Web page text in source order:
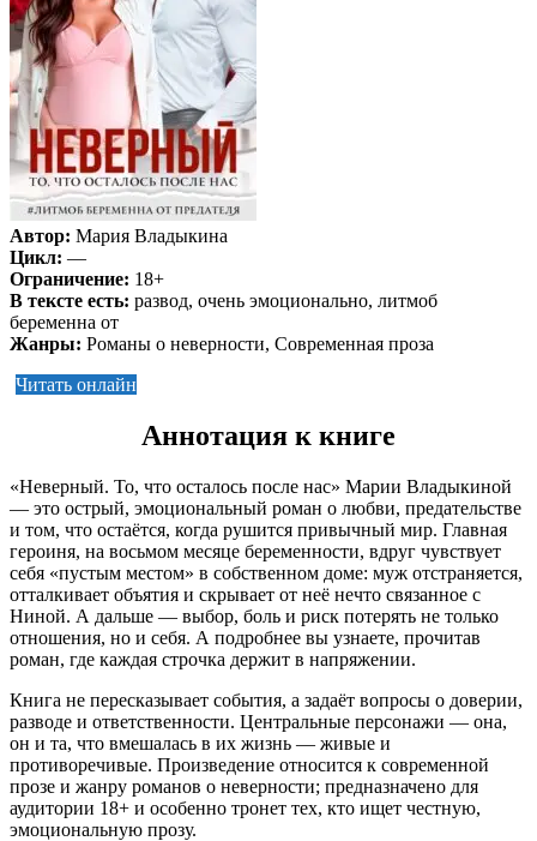
Автор: Мария Владыкина
Цикл: —
Ограничение: 18+
В тексте есть: развод, очень эмоционально, литмоб
беременна от
Жанры: Романы о неверности, Современная проза
Читать онлайн
Аннотация к книге
«Неверный. То, что осталось после нас» Марии Владыкиной
— это острый, эмоциональный роман о любви, предательстве
и том, что остаётся, когда рушится привычный мир. Главная
героиня, на восьмом месяце беременности, вдруг чувствует
себя «пустым местом» в собственном доме: муж отстраняется,
отталкивает объятия и скрывает от неё нечто связанное с
Ниной. А дальше — выбор, боль и риск потерять не только
отношения, но и себя. А подробнее вы узнаете, прочитав
роман, где каждая строчка держит в напряжении.
Книга не пересказывает события, а задаёт вопросы о доверии,
разводе и ответственности. Центральные персонажи — она,
он и та, что вмешалась в их жизнь — живые и
противоречивые. Произведение относится к современной
прозе и жанру романов о неверности; предназначено для
аудитории 18+ и особенно тронет тех, кто ищет честную,
эмоциональную прозу.